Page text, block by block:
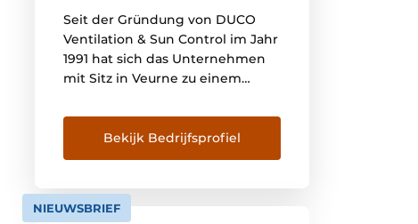
Seit der Gründung von DUCO
Ventilation & Sun Control im Jahr
1991 hat sich das Unternehmen
mit Sitz in Veurne zu einem
europäischen Markt für
natürliche Lüftungs- und
Sonnenschutzsysteme
Bewohner ein gesundes,
komfortables und
Bekijk Bedrijfsprofiel
NIEUWSBRIEF